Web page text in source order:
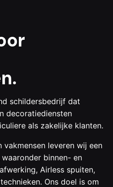
schildersbedrijf dat
decoratiediensten
als zakelijke klanten.
vakmensen leveren wij een
binnen- en
Airless spuiten,
Ons doel is om